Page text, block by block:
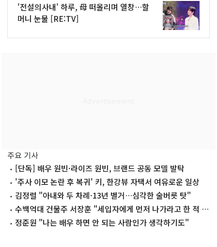
'전설의사내' 하루, 母 떠올리며 열창…할
머니 눈물 [RE:TV]
주요 기사
[단독] 배우 원빈·라이즈 원빈, 브랜드 공동 모델 발탁
'주사 이모 논란 후 복귀' 키, 한강뷰 자택서 여유로운 일상
김정렬 "아내와 두 차례·13년 별거…심각한 술버릇 탓"
수백억대 건물주 서장훈 "세입자에게 먼저 나가라고 한 적 없
어"정준원 "나는 배우 하면 안 되는 사람인가 생각하기도"